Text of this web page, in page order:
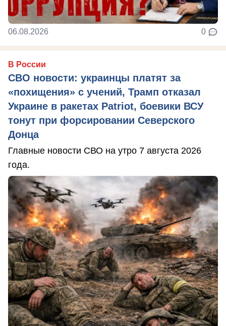
06.08.2026 0
В России
СВО новости: украинцы платят за
«похищения» с учений, Трамп отказал
Украине в ракетах Patriot, боевики ВСУ
тонут при форсировании Северского
Донца
Главные новости СВО на утро 7 августа 2026
года.